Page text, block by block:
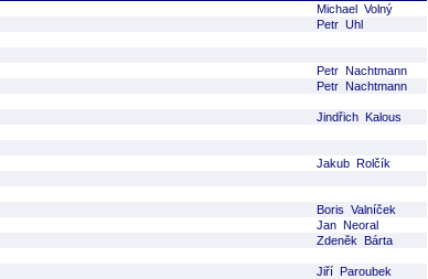
Michael Volný
Petr Uhl
Petr Nachtmann
Petr Nachtmann
Jindřich Kalous
Jakub Rolčík
Boris Valníček
Jan Neoral
Zdeněk Bárta
Jiří Paroubek